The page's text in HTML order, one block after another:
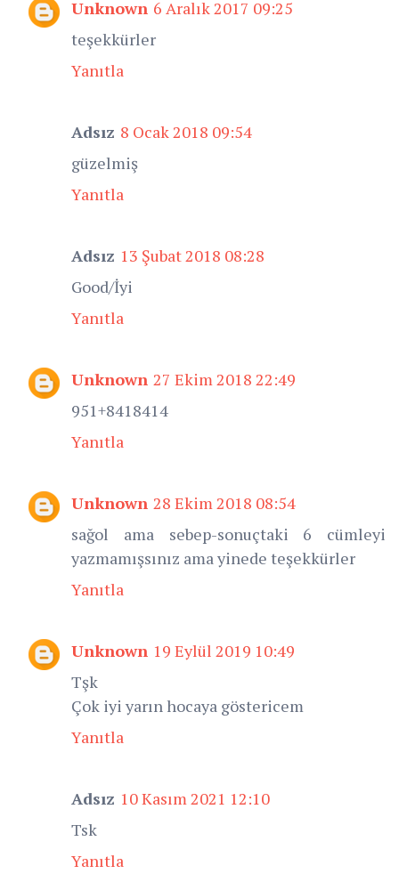
Unknown 6 Aralık 2017 09:25
teşekkürler
Yanıtla
Adsız 8 Ocak 2018 09:54
güzelmiş
Yanıtla
Adsız 13 Şubat 2018 08:28
Good/İyi
Yanıtla
Unknown 27 Ekim 2018 22:49
951+8418414
Yanıtla
Unknown 28 Ekim 2018 08:54
sağol ama sebep-sonuçtaki 6 cümleyi
yazmamışsınız ama yinede teşekkürler
Yanıtla
Unknown 19 Eylül 2019 10:49
Tşk
Çok iyi yarın hocaya göstericem
Yanıtla
Adsız 10 Kasım 2021 12:10
Tsk
Yanıtla